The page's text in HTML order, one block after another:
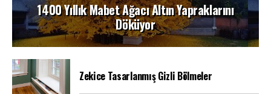
1400 Yıllık Mabet Ağacı Altın Yapraklarını
Döküyor
Zekice Tasarlanmış Gizli Bölmeler